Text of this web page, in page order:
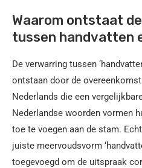
Waarom ontstaat
tussen handvatten
De verwarring tussen
ontstaan door de
Nederlands die een
Nederlandse woorden vormen
toe te voegen aan de stam.
juiste meervoudsvorm
toegevoegd om de uitspraak